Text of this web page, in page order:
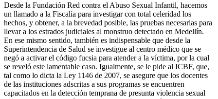
Desde la Fundación Red contra el Abuso Sexual Infantil, hacemos
un llamado a la Fiscalía para investigar con total celeridad los
hechos, y obtener, a la brevedad posible, las pruebas necesarias para
llevar a los estrados judiciales al monstruo detectado en Medellín.
En ese mismo sentido, también es indispensable que desde la
Superintendencia de Salud se investigue al centro médico que se
negó a activar el código fucsia para atender a la víctima, por la cual
se reveló este lamentable caso. Igualmente, se le pide al ICBF, que,
tal como lo dicta la Ley 1146 de 2007, se asegure que los docentes
de las instituciones adscritas a sus programas se encuentren
capacitados en la detección temprana de presunta violencia sexual